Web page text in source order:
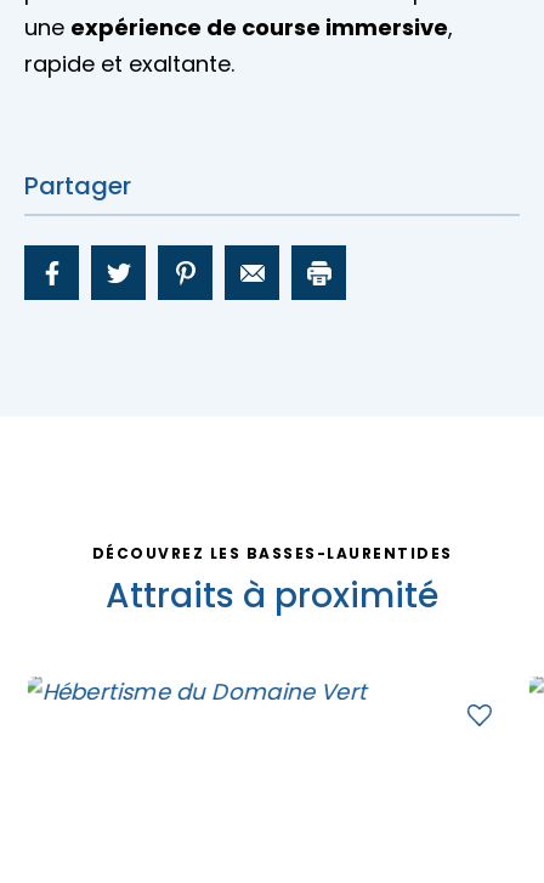
une expérience de course immersive,
rapide et exaltante.
Partager
DÉCOUVREZ LES BASSES-LAURENTIDES
Attraits à proximité